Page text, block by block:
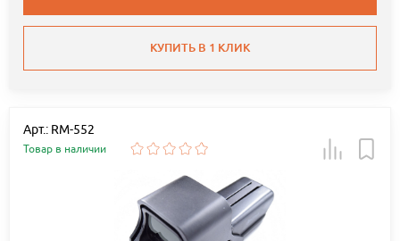
КУПИТЬ В 1 КЛИК
Арт.: RM-552
Товар в наличии